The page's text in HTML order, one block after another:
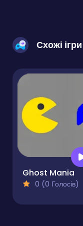
Схожі ігри
Ghost Mania
0 (0 Голосів)